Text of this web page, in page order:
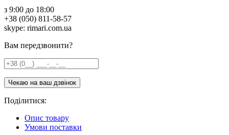
з 9:00 до 18:00
+38 (050) 811-58-57
skype: rimari.com.ua
Вам передзвонити?
Поділитися:
Опис товару
Умови поставки